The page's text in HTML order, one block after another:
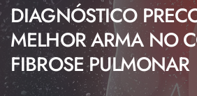
DIAGNÓSTICO
MELHOR ARMA NO
FIBROSE PULMONAR